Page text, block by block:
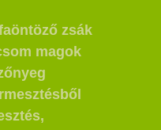
zsák
magok